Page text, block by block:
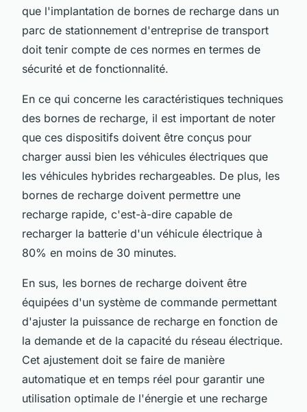
que l'implantation de bornes de recharge dans un
parc de stationnement d'entreprise de transport
doit tenir compte de ces normes en termes de
sécurité et de fonctionnalité.
En ce qui concerne les caractéristiques techniques
des bornes de recharge, il est important de noter
que ces dispositifs doivent être conçus pour
charger aussi bien les véhicules électriques que
les véhicules hybrides rechargeables. De plus, les
bornes de recharge doivent permettre une
recharge rapide, c'est-à-dire capable de
recharger la batterie d'un véhicule électrique à
80% en moins de 30 minutes.
En sus, les bornes de recharge doivent être
équipées d'un système de commande permettant
d'ajuster la puissance de recharge en fonction de
la demande et de la capacité du réseau électrique.
Cet ajustement doit se faire de manière
automatique et en temps réel pour garantir une
utilisation optimale de l'énergie et une recharge